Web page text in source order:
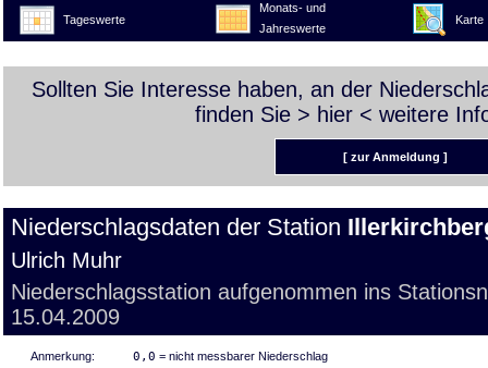
Tageswerte
Monats- und
Jahreswerte
Karte
Sollten Sie Interesse haben, an der
finden Sie > hier < weitere
[ zur Anmeldung ]
Niederschlagsdaten der Station
Ulrich Muhr
Niederschlagsstation aufgenommen ins
15.04.2009
Anmerkung: 0,0 = nicht messbarer Niederschlag